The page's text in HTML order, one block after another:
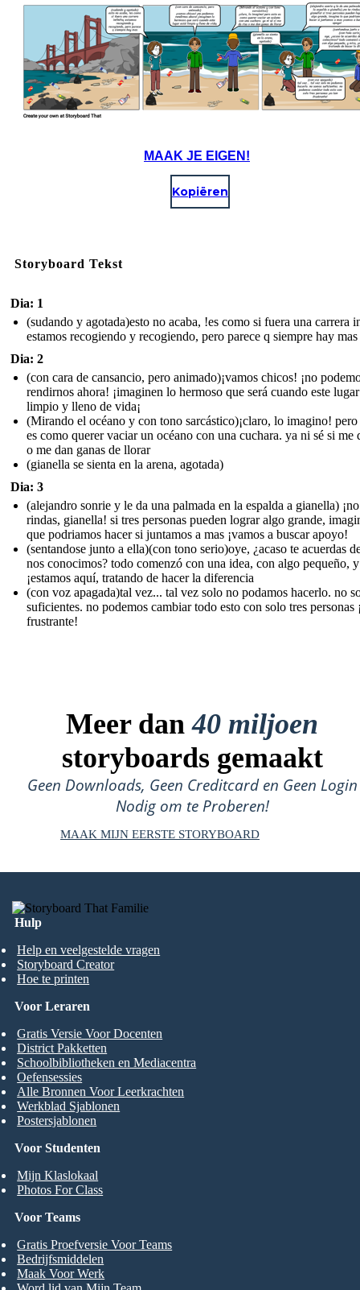
MAAK JE EIGEN!
Kopiëren
Storyboard Tekst
Dia: 1
(sudando y agotada)esto no acaba, !es como si fuera una carrera
estamos recogiendo y recogiendo, pero parece q siempre hay mas
Dia: 2
(con cara de cansancio, pero animado)¡vamos chicos! ¡no
rendirnos ahora! ¡imaginen lo hermoso que será cuando este
limpio y lleno de vida¡
(Mirando el océano y con tono sarcástico)¡claro, lo imagino! pero
es como querer vaciar un océano con una cuchara. ya ni sé si me
o me dan ganas de llorar
(gianella se sienta en la arena, agotada)
Dia: 3
(alejandro sonrie y le da una palmada en la espalda a gianella)
rindas, gianella! si tres personas pueden lograr algo grande,
que podriamos hacer si juntamos a mas ¡vamos a buscar apoyo!
(sentandose junto a ella)(con tono serio)oye, ¿acaso te acuerdas
nos conocimos? todo comenzó con una idea, con algo pequeño,
¡estamos aquí, tratando de hacer la diferencia
(con voz apagada)tal vez... tal vez solo no podamos hacerlo. no
suficientes. no podemos cambiar todo esto con solo tres personas
frustrante!
Meer dan40 miljoen
storyboards gemaakt
Geen Downloads, Geen Creditcard en Geen Login
Nodig om te Proberen!
MAAK MIJN EERSTE STORYBOARD
Hulp
Help en veelgestelde vragen
Storyboard Creator
Hoe te printen
Voor Studenten
Mijn Klaslokaal
Photos For Class
Voor Leraren
Gratis Versie Voor Docenten
District Pakketten
Schoolbibliotheken en Mediacentra
Oefensessies
Alle Bronnen Voor Leerkrachten
Werkblad Sjablonen
Postersjablonen
Voor Teams
Gratis Proefversie Voor Teams
Bedrijfsmiddelen
Maak Voor Werk